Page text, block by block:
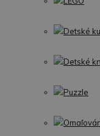
Detské
Detské
Puzzle